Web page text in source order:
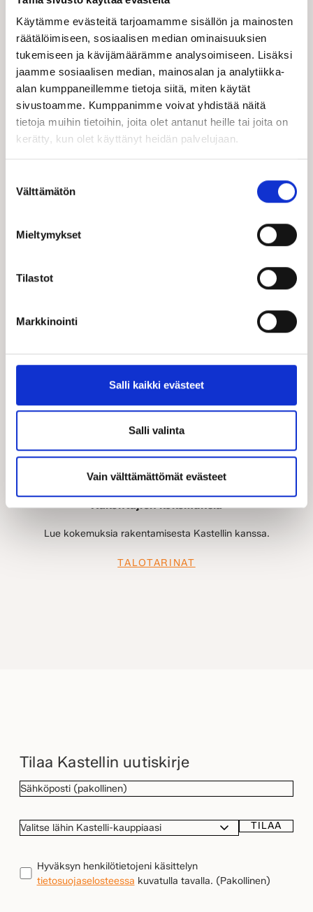
Käytämme evästeitä tarjoamamme sisällön ja mainosten
räätälöimiseen, sosiaalisen median ominaisuuksien
tukemiseen ja kävijämäärämme analysoimiseen. Lisäksi
jaamme sosiaalisen median, mainosalan ja analytiikka-
alan kumppaneillemme tietoja siitä, miten käytät
sivustoamme. Kumppanimme voivat yhdistää näitä
tietoja muihin tietoihin, joita olet antanut heille tai joita on
kerätty, kun olet käyttänyt heidän palvelujaan.
valinta
Välttämätön
Mieltymykset
Tilastot
Markkinointi
Salli kaikki evästeet
Salli valinta
Vain välttämättömät evästeet
Katso seuraavat taloesittelymme lähellä sinua!
Rakentajien kokemuksia
Lue kokemuksia rakentamisesta Kastellin kanssa.
TALOTARINAT
Tilaa Kastellin uutiskirje
SÄHKÖPOSTI(Pakollinen)
VALITSE
KAUPPIAASI
TIETOSUOJA(Pakollinen)
Hyväksyn henkilötietojeni käsittelyn
tietosuojaselosteessa kuvatulla tavalla. (Pakollinen)
TILAA